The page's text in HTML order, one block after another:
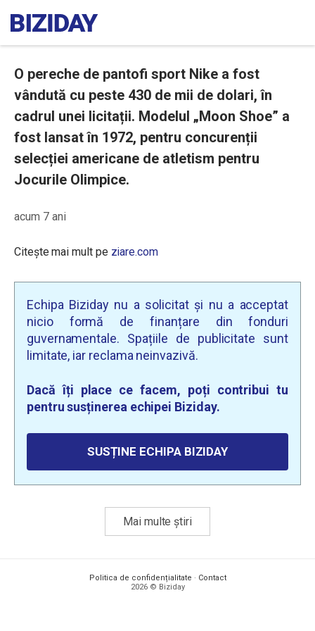
O pereche de pantofi sport Nike a fost
vândută cu peste 430 de mii de dolari, în
cadrul unei licitații. Modelul „Moon Shoe” a
fost lansat în 1972, pentru concurenții
selecției americane de atletism pentru
Jocurile Olimpice.
acum 7 ani
Citește mai mult pe ziare.com
Echipa Biziday nu a solicitat și nu a acceptat
nicio formă de finanțare din fonduri
guvernamentale. Spațiile de publicitate sunt
limitate, iar reclama neinvazivă.
Dacă îți place ce facem, poți contribui tu
pentru susținerea echipei Biziday.
SUSȚINE ECHIPA BIZIDAY
Mai multe știri
Politica de confidențialitate · Contact
2026 © Biziday